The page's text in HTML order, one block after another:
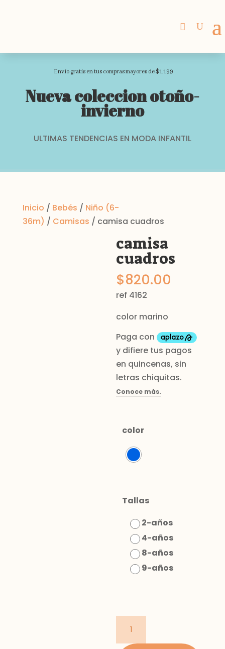
Envio gratis en tus compras mayores de $1,199
Nueva coleccion otoño-
invierno
ULTIMAS TENDENCIAS EN MODA INFANTIL
Inicio / Bebés / Niño (6-
36m) / Camisas / camisa cuadros
camisa
cuadros
$820.00
ref 4162
color marino
color
Tallas
2-años
4-años
8-años
9-años
cuadros